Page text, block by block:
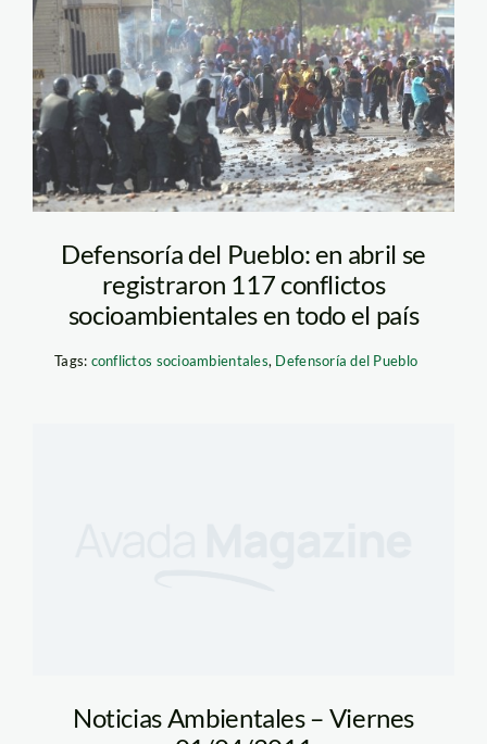
tia_maria_elcomercio
Defensoría del Pueblo: en abril se
registraron 117 conflictos
socioambientales en todo el país
Tags: conflictos socioambientales, Defensoría del Pueblo
Noticias Ambientales – Viernes